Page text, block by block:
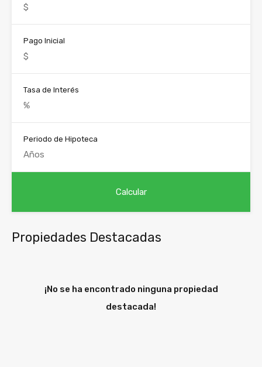
Pago Inicial
Tasa de Interés
Periodo de Hipoteca
Propiedades Destacadas
¡No se ha encontrado ninguna propiedad
destacada!